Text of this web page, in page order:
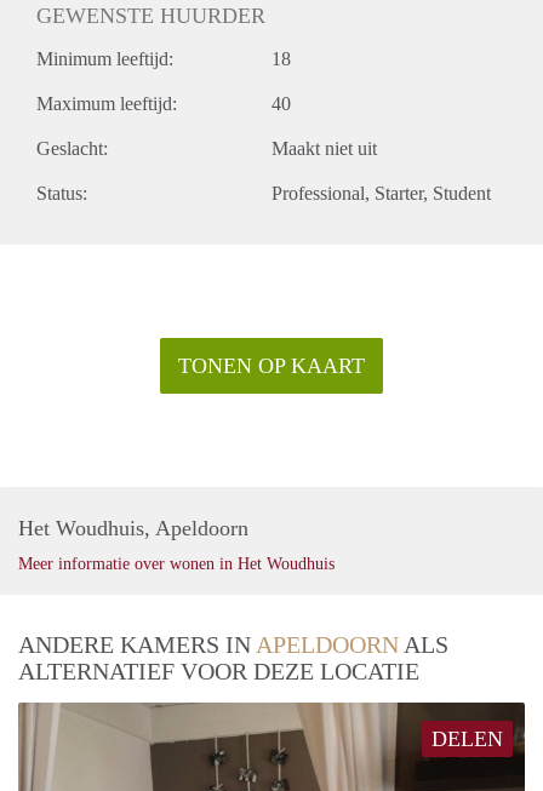
GEWENSTE HUURDER
Minimum leeftijd: 18
Maximum leeftijd: 40
Geslacht: Maakt niet uit
Status: Professional Starter Student
TONEN OP KAART
Het Woudhuis, Apeldoorn
Meer informatie over wonen in Het Woudhuis
ANDERE KAMERS IN APELDOORN ALS
ALTERNATIEF VOOR DEZE LOCATIE
DELEN